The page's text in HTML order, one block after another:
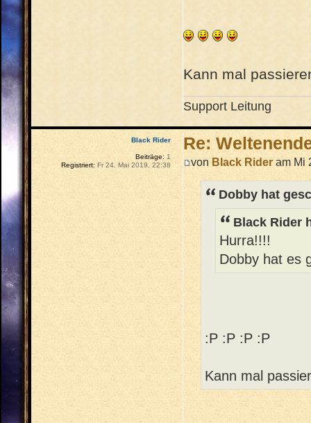
Kann mal
Support Leitung
Re:
von Black Rideram Mi
Dobby hat
Black Rider
Hurra!!!!
Dobby hat es
:P :P :P :P
Kann mal
Black Rider
Beiträge: 1
Registriert: Fr 24. Mai 2019, 22:38